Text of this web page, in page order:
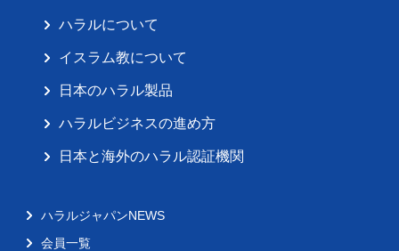
ハラルについて
イスラム教について
日本のハラル製品
ハラルビジネスの進め方
日本と海外のハラル認証機関
ハラルジャパンNEWS
会員一覧